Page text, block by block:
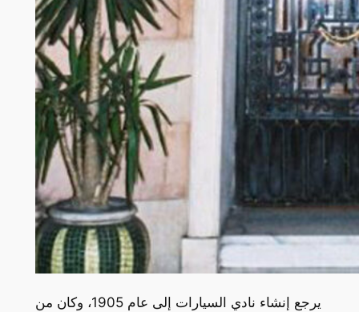
يرجع إنشاء نادي السيارات إلى عام 1905، وكان من